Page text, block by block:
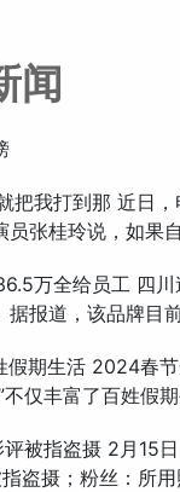
闻
把我打到那 近日
张桂玲说，如果
万全给员工 四
报道，该品牌目
假期生活 2024春
仅丰富了百姓假
被指盗摄 2月15
盗摄；粉丝：所用